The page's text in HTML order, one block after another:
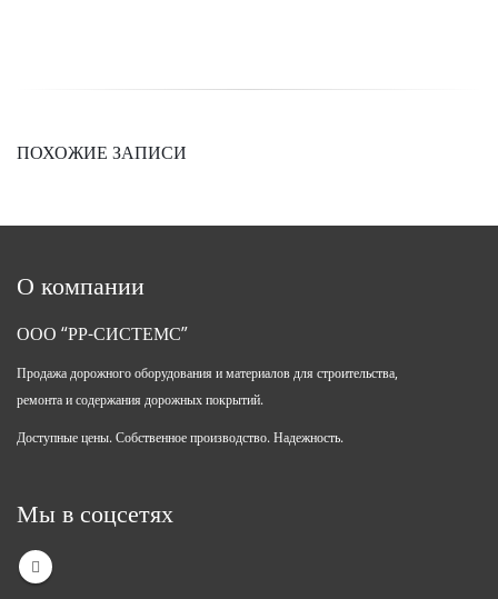
ПОХОЖИЕ ЗАПИСИ
О компании
ООО “РР-СИСТЕМС”
Продажа дорожного оборудования и материалов для строительства,
ремонта и содержания дорожных покрытий.
Доступные цены. Собственное производство. Надежность.
Мы в соцсетях